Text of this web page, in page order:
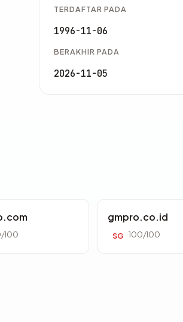
TERDAFTAR PADA
1996-11-06
BERAKHIR PADA
2026-11-05
100
gmpro.co.id
SG 100/100